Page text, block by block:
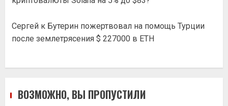
Сергей к Бутерин пожертвовал на помощь Турции
после землетрясения $ 227000 в ETH
ВОЗМОЖНО, ВЫ ПРОПУСТИЛИ